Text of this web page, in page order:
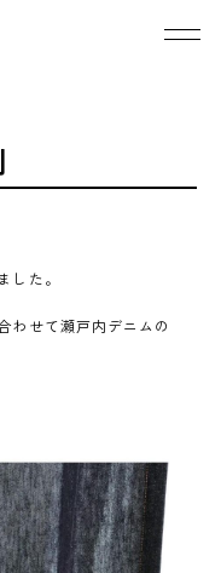
した。
わせて瀬戸内デニムの